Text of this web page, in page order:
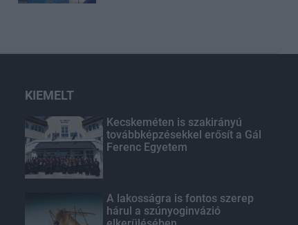
KIEMELT
Kecskeméten is szakirányú
továbbképzésekkel erősít a Gál
Ferenc Egyetem
A lakosságra is fontos szerep
hárul a szúnyoginvázió